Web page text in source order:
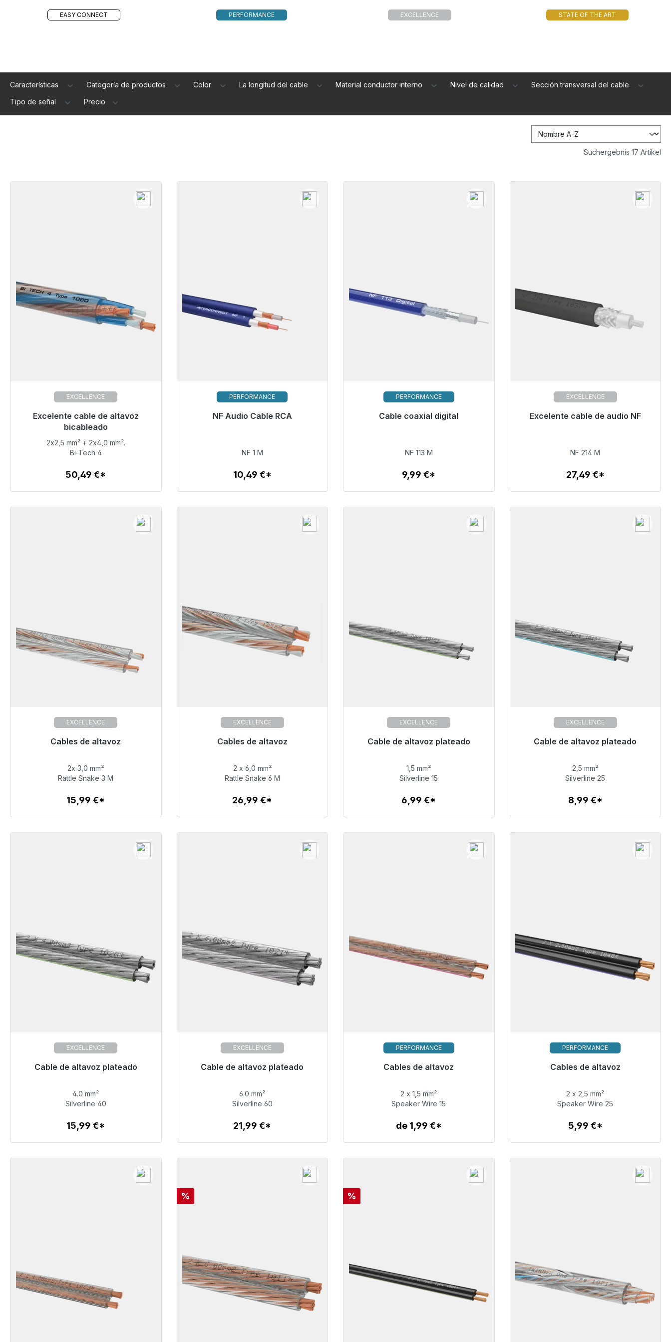
EASY CONNECT PERFORMANCE EXCELLENCE STATE OF THE ART
Características Categoría de productos Color La longitud del cable Material conductor interno Nivel de calidad
Sección transversal del cable
Tipo de señal
Precio
Suchergebnis 17 Artikel
EXCELLENCE
Excelente cable de altavoz
bicableado
Listo para envío inmediato, plazo de
entrega 48h*
50,49 €
Detalles
2x2,5 mm² + 2x4,0 mm².
Bi-Tech 4
50,49 €*
PERFORMANCE
NF Audio Cable RCA
10,49 €
Detalles
NF 1 M
10,49 €*
PERFORMANCE
Cable coaxial digital
9,99 €
Detalles
NF 113 M
9,99 €*
EXCELLENCE
Excelente cable de audio NF
27,49 €
Detalles
NF 214 M
27,49 €*
EXCELLENCE
Cables de altavoz
Listo para envío inmediato, plazo de
15,99 €
Detalles
2x 3,0 mm²
Rattle Snake 3 M
15,99 €*
EXCELLENCE
Cables de altavoz
Listo para envío inmediato, plazo de
26,99 €
Detalles
2 x 6,0 mm²
Rattle Snake 6 M
26,99 €*
EXCELLENCE
Cable de altavoz plateado
Listo para envío inmediato, plazo de
6,99 €
Detalles
1,5 mm²
Silverline 15
6,99 €*
EXCELLENCE
Cable de altavoz plateado
Listo para envío inmediato, plazo de
8,99 €
Detalles
2,5 mm²
Silverline 25
8,99 €*
EXCELLENCE
Cable de altavoz plateado
Listo para envío inmediato, plazo de
15,99 €
Detalles
4.0 mm²
Silverline 40
15,99 €*
EXCELLENCE
Cable de altavoz plateado
Listo para envío inmediato, plazo de
21,99 €
Detalles
6.0 mm²
Silverline 60
21,99 €*
PERFORMANCE
Cables de altavoz
Pronto disponible de nuevo
3,99 €
Detalles
2 x 1,5 mm²
Speaker Wire 15
de 1,99 €*
PERFORMANCE
Cables de altavoz
Pronto disponible de nuevo
5,99 €
Detalles
2 x 2,5 mm²
Speaker Wire 25
5,99 €*
Descuento
% Descuento
%